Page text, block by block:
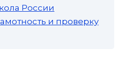
России
и проверку